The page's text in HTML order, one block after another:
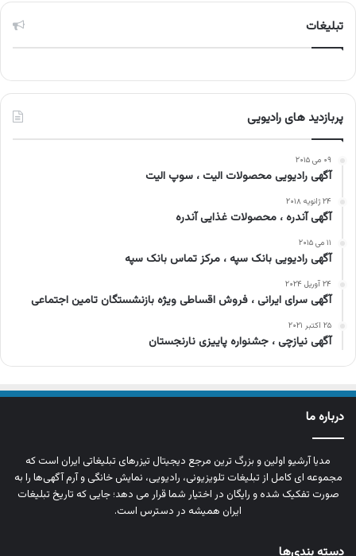
تبلیغات
پربازدید های رادیویی
۰۹ می ۲۰۱۵
آگهی رادیویی محصولات الیت ، سوپ الیت
۲۴ ژانویه ۲۰۱۸
آگهی آندره ، محصولات غذایی آندره
۱۱ می ۲۰۱۵
آگهی رادیویی بانک سپه ، مرکز تماس بانک سپه
۲۴ آوریل ۲۰۲۴
آگهی سرای ایرانی ، فروش اقساطی ویژه بازنشستگان تامین اجتماعی
۲۵ اکتبر ۲۰۲۱
آگهی نیازچی ، جشنواره پاییزی نارنجستان
درباره ما
مدیا آرشیو اولین و بزرگ‌ ترین مرجع دیجیتال تیزرهای تبلیغاتی ایران است که
مجموعه‌ ای کامل از تبلیغات تلویزیونی، رادیویی، نمایش خانگی و آرم‌ آگهی‌ها را به‌
صورت تفکیک‌ شده و رایگان در اختیار شما قرار می‌ دهد؛ جایی که تاریخ تبلیغات
ایران همیشه در دسترس است.